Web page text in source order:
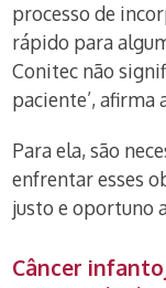
processo de
rápido para
Conitec não
paciente’, afirma
Para ela, são
enfrentar esses
justo e oportuno
Câncer